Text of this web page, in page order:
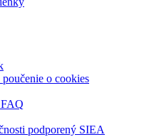
o cookies
podporený SIEA